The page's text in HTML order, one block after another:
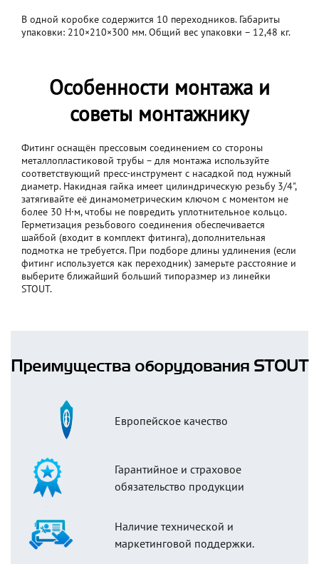
В одной коробке содержится 10 переходников. Габариты
упаковки: 210×210×300 мм. Общий вес упаковки – 12,48 кг.
Особенности монтажа и
советы монтажнику
Фитинг оснащён прессовым соединением со стороны
металлопластиковой трубы – для монтажа используйте
соответствующий пресс-инструмент с насадкой под нужный
диаметр. Накидная гайка имеет цилиндрическую резьбу 3/4",
затягивайте её динамометрическим ключом с моментом не
более 30 Н·м, чтобы не повредить уплотнительное кольцо.
Герметизация резьбового соединения обеспечивается
шайбой (входит в комплект фитинга), дополнительная
подмотка не требуется. При подборе длины удлинения (если
фитинг используется как переходник) замерьте расстояние и
выберите ближайший больший типоразмер из линейки
STOUT.
Преимущества оборудования STOUT
Европейское качество
Гарантийное и страховое
обязательство продукции
Наличие технической и
маркетинговой поддержки.